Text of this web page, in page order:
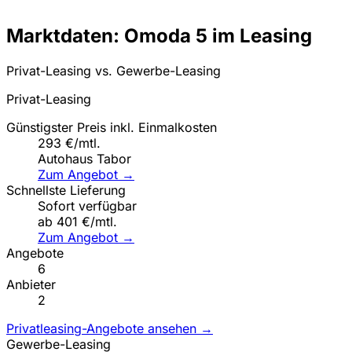
Marktdaten: Omoda 5 im Leasing
Privat-Leasing vs. Gewerbe-Leasing
Privat-Leasing
Günstigster Preis inkl. Einmalkosten
293 €/mtl.
Autohaus Tabor
Zum Angebot →
Schnellste Lieferung
Sofort verfügbar
ab 401 €/mtl.
Zum Angebot →
Angebote
6
Anbieter
2
Privatleasing-Angebote ansehen →
Gewerbe-Leasing